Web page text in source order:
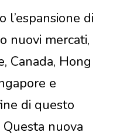
l’espansione di
nuovi mercati,
Canada, Hong
e
di questo
nuova